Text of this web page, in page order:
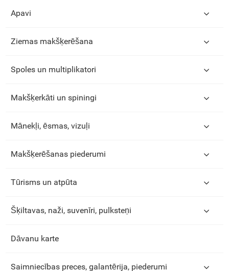
Apavi
Ziemas makšķerēšana
Spoles un multiplikatori
Makšķerkāti un spiningi
Mānekļi, ēsmas, vizuļi
Makšķerēšanas piederumi
Tūrisms un atpūta
Šķiltavas, naži, suvenīri, pulksteņi
Dāvanu karte
Saimniecības preces, galantērija, piederumi